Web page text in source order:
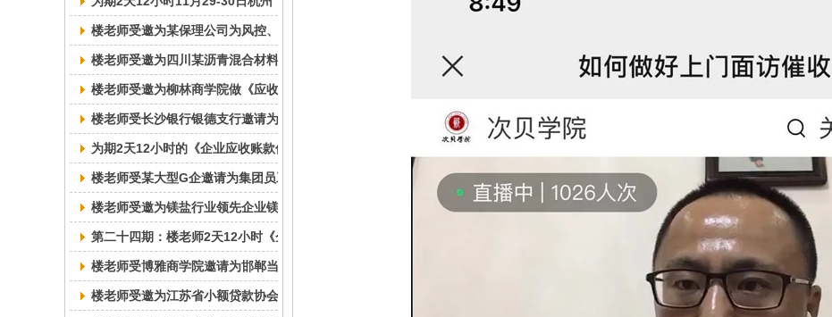
楼老师受邀为某保理公司为风控、催收专员做《应收账款催收技巧与风险控制》培训 圆满完成
楼老师受邀为四川某沥青混合材料企业做《应收账款催收技巧与风险控制》专项内训圆满完成
楼老师受邀为柳林商学院做《应收账款催收技巧与风险控制》课程圆满完成
楼老师受长沙银行银德支行邀请为全体客户经理及风控专员开展“应收账款催收技巧”培训顺利完成
为期2天12小时的《企业应收账款催收与风险防控》培训已顺利落幕
楼老师受某大型G企邀请为集团员工做“应收账款催收技巧”培训
楼老师受邀为镁盐行业领先企业镁神科技公司做了“应收账款催收技巧与风险防范”内训课
第二十四期：楼老师2天12小时《企业应收账款催收与风险防控》线下培训顺利完成
楼老师受博雅商学院邀请为邯郸当地企业做“应收账款催收技巧”培训
楼老师受邀为江苏省小额贷款协会做“应收账款催收技巧”培训